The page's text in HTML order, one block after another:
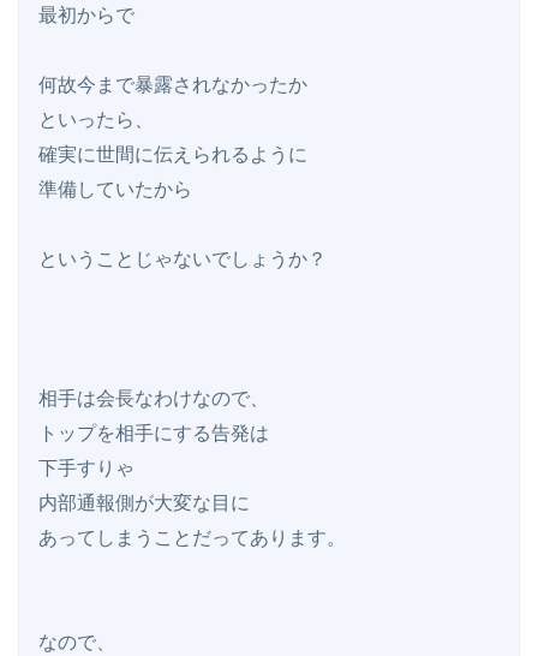
最初からで
何故今まで暴露されなかったか
といったら、
確実に世間に伝えられるように
準備していたから
ということじゃないでしょうか？
相手は会長なわけなので、
トップを相手にする告発は
下手すりゃ
内部通報側が大変な目に
あってしまうことだってあります。
なので、